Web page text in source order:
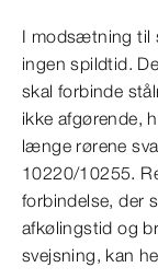
I modsætning til
ingen spildtid.
skal forbinde
ikke afgørende,
længe rørene
10220/10255.
forbindelse, der
afkølingstid og
svejsning, kan